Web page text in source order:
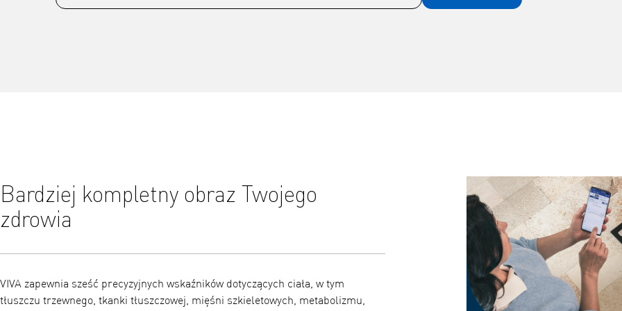
Bardziej kompletny obraz Twojego
zdrowia
VIVA zapewnia sześć precyzyjnych wskaźników dotyczących ciała, w tym
tłuszczu trzewnego, tkanki tłuszczowej, mięśni szkieletowych, metabolizmu,
Wyniki klasy medycznej,
Dzięki zaawansowanej technologii BIA
klinicznie dokładność, zweryfikowaną w